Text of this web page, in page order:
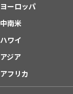
ヨーロッパ
中南米
ハワイ
アジア
アフリカ